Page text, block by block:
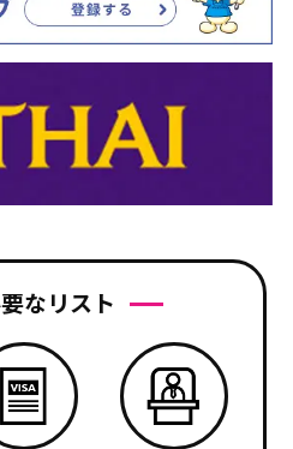
なリスト